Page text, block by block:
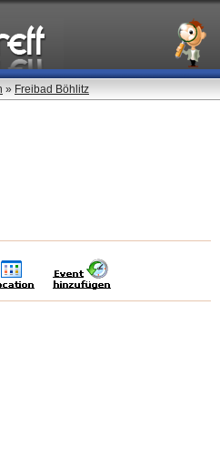
» Freibad Böhlitz